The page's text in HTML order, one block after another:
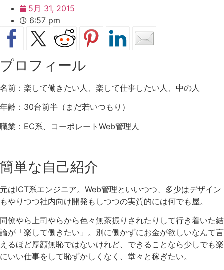
5月 31, 2015
6:57 pm
プロフィール
名前：楽して働きたい人、楽して仕事したい人、中の人
年齢：30台前半（まだ若いつもり）
職業：EC系、コーポレートWeb管理人
簡単な自己紹介
元はICT系エンジニア。Web管理といいつつ、多少はデザイン
もやりつつ社内向け開発もしつつの実質的には何でも屋。
同僚やら上司やらから色々無茶振りされたりして行き着いた結
論が「楽して働きたい」。別に働かずにお金が欲しいなんて言
えるほど厚顔無恥ではないけれど、できることなら少しでも楽
にいい仕事をして恥ずかしくなく、堂々と稼ぎたい。